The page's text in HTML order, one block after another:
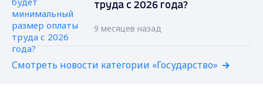
труда с 2026 года?
9 месяцев назад
Смотреть новости категории «Государство»